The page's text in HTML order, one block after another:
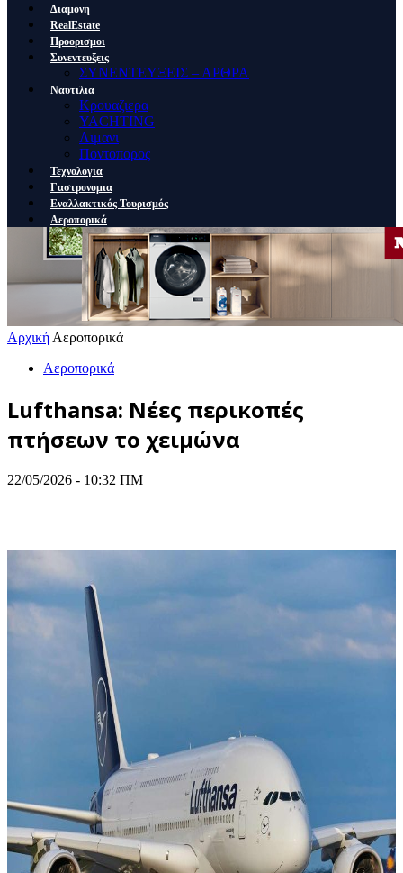
Διαμονη
RealEstate
Προορισμοι
Συνεντευξεις
ΣΥΝΕΝΤΕΥΞΕΙΣ – ΑΡΘΡΑ
Ναυτιλια
Κρουαζιερα
YACHTING
Λιμανι
Ποντοπορος
Τεχνολογια
Γαστρονομια
Εναλλακτικός Τουρισμός
Αεροπορικά
Αρχική Αεροπορικά
Αεροπορικά
Lufthansa: Νέες περικοπές
πτήσεων το χειμώνα
22/05/2026 - 10:32 ΠΜ